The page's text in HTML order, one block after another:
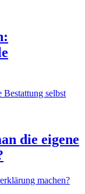
die eigene